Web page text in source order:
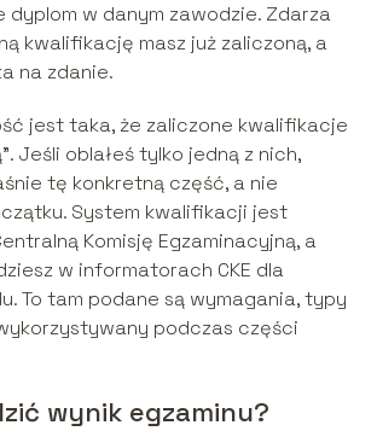
w danym zawodzie. Zdarza
kwalifikację masz już zaliczoną, a
na zdanie.
jest taka, że zaliczone kwalifikacje
Jeśli oblałeś tylko jedną z nich,
tę konkretną część, a nie
System kwalifikacji jest
Komisję Egzaminacyjną, a
w informatorach CKE dla
To tam podane są wymagania, typy
podczas części
wynik egzaminu?